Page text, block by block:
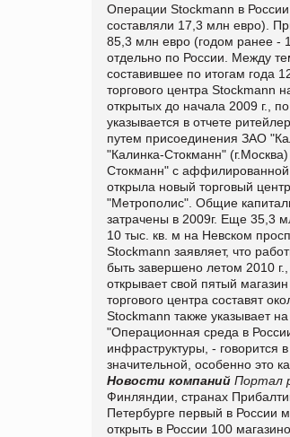
Операции Stockmann в
составляли 17,3 млн евро).
85,3 млн евро (годом ранее -
отдельно по России. Между
составившее по итогам года
торгового центра Stockmann
открытых до начала 2009 г.,
указывается в отчете
путем присоединения ЗАО
"Калинка-Стокманн"
Стокманн" с аффилированной
открыла новый торговый
"Метрополис". Общие
затрачены в 2009г. Еще 35,3
10 тыс. кв. м на Невском
Stockmann заявляет, что
быть завершено летом 2010
открывает свой пятый
торгового центра составят
Stockmann также указывает
"Операционная среда в
инфраструктуры, - говорится
значительной, особенно это
Новости компаний Портал
Финляндии, странах
Петербурге первый в России
открыть в России 100